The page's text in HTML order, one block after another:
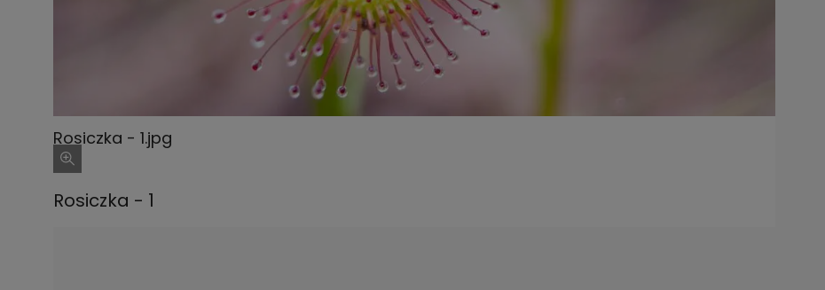
Rosiczka - 1.jpg
Rosiczka - 1